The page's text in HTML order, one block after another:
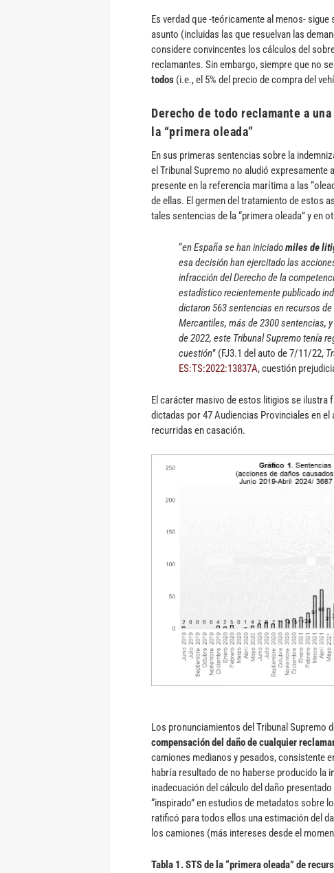
Es verdad que -teóricamente al menos-
asunto (incluidas las que resuelvan las
considere convincentes los cálculos del
reclamantes. Sin embargo, siempre que no
todos (i.e., el 5% del precio de compra del
Derecho de todo reclamante a
la “primera oleada”
En sus primeras sentencias sobre la
el Tribunal Supremo no aludió expresamente
presente en la referencia marítima a las
de ellas. El germen del tratamiento de estos
tales sentencias de la “primera oleada” y en
“en España se han iniciadomiles de
esa decisión han ejercitado las
infracción del Derecho de la
estadístico recientemente publicado
dictaron 563 sentencias en recursos
Mercantiles, más de 2300 sentencias,
de 2022, este Tribunal Supremo tenía
cuestión” (FJ3.1 del auto de 7/11/22,
ES:TS:2022:13837A, cuestión
El carácter masivo de estos litigios se ilustra
dictadas por 47 Audiencias Provinciales en
recurridas en casación.
Los pronunciamientos del Tribunal Supremo
compensación del daño de cualquier
camiones medianos y pesados, consistente
habría resultado de no haberse producido la
inadecuación del cálculo del daño
“inspirado” en estudios de metadatos sobre
ratificó para todos ellos una estimación del
los camiones (más intereses desde el
Tabla 1. STS de la “primera oleada” de